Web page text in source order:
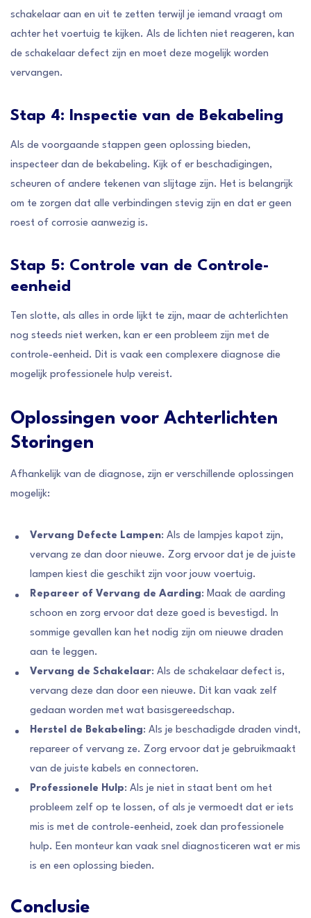
schakelaar aan en uit te zetten terwijl je iemand vraagt om
achter het voertuig te kijken. Als de lichten niet reageren, kan
de schakelaar defect zijn en moet deze mogelijk worden
vervangen.
Stap 4: Inspectie van de Bekabeling
Als de voorgaande stappen geen oplossing bieden,
inspecteer dan de bekabeling. Kijk of er beschadigingen,
scheuren of andere tekenen van slijtage zijn. Het is belangrijk
om te zorgen dat alle verbindingen stevig zijn en dat er geen
roest of corrosie aanwezig is.
Stap 5: Controle van de Controle-
eenheid
Ten slotte, als alles in orde lijkt te zijn, maar de achterlichten
nog steeds niet werken, kan er een probleem zijn met de
controle-eenheid. Dit is vaak een complexere diagnose die
mogelijk professionele hulp vereist.
Oplossingen voor Achterlichten
Storingen
Afhankelijk van de diagnose, zijn er verschillende oplossingen
mogelijk:
Vervang Defecte Lampen: Als de lampjes kapot zijn,
vervang ze dan door nieuwe. Zorg ervoor dat je de juiste
lampen kiest die geschikt zijn voor jouw voertuig.
Repareer of Vervang de Aarding: Maak de aarding
schoon en zorg ervoor dat deze goed is bevestigd. In
sommige gevallen kan het nodig zijn om nieuwe draden
aan te leggen.
Vervang de Schakelaar: Als de schakelaar defect is,
vervang deze dan door een nieuwe. Dit kan vaak zelf
gedaan worden met wat basisgereedschap.
Herstel de Bekabeling: Als je beschadigde draden vindt,
repareer of vervang ze. Zorg ervoor dat je gebruikmaakt
van de juiste kabels en connectoren.
Professionele Hulp: Als je niet in staat bent om het
probleem zelf op te lossen, of als je vermoedt dat er iets
mis is met de controle-eenheid, zoek dan professionele
hulp. Een monteur kan vaak snel diagnosticeren wat er mis
is en een oplossing bieden.
Conclusie